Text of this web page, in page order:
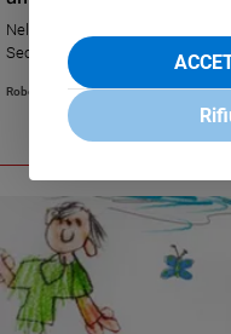
Nel 1776 veniva siglata a
Secondo lo storico Arnaldo
americani in contrapposizione
Roberto Zichittella